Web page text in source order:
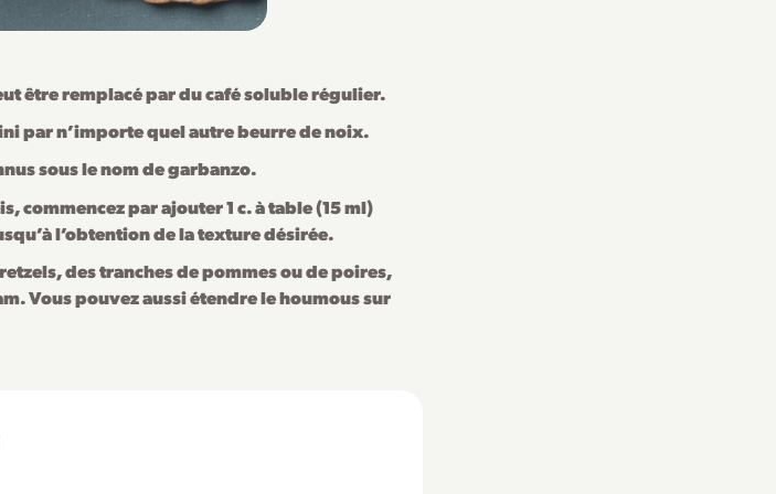
être remplacé par du café soluble régulier.
par n’importe quel autre beurre de noix.
sous le nom de garbanzo.
commencez par ajouter 1 c. à table (15 ml)
l’obtention de la texture désirée.
des tranches de pommes ou de poires,
Vous pouvez aussi étendre le houmous sur